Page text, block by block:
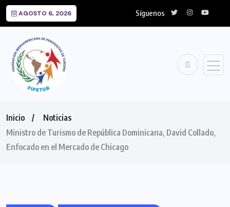
AGOSTO 6, 2026 Síguenos
Inicio
Noticias
Ministro de Turismo de República Dominicana, David Collado,
Enfocado en el Mercado de Chicago